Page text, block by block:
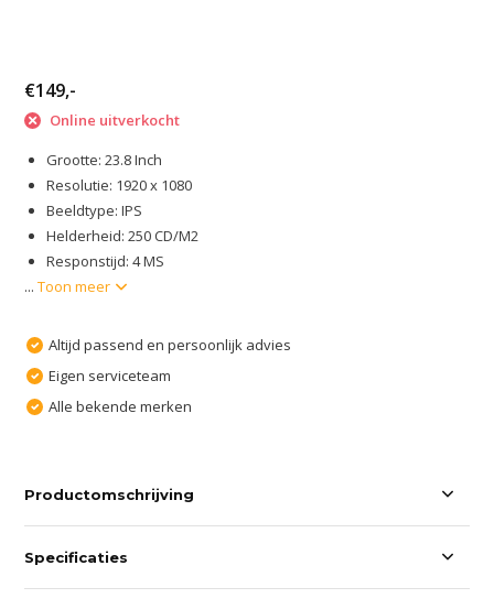
€149,-
Online uitverkocht
Grootte: 23.8 Inch
Resolutie: 1920 x 1080
Beeldtype: IPS
Helderheid: 250 CD/M2
Responstijd: 4 MS
...Toon meer
Altijd passend en persoonlijk advies
Eigen serviceteam
Alle bekende merken
Productomschrijving
Specificaties